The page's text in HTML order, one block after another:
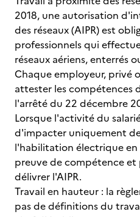
2018, une autorisation
des réseaux (AIPR) est
professionnels qui
réseaux aériens, enterrés
Chaque employeur, privé
attester les compétences
l'arrêté du 22 décembre
Lorsque l'activité du
d'impacter uniquement
l'habilitation électrique
preuve de compétence
délivrer l'AIPR.
Travail en hauteur : la
pas de définitions du